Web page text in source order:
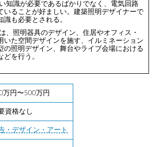
知識が必要であるばかりでなく、電気回路
いることが好ましい。建築照明デザイナーで
も必要とされる。
、照明器具のデザイン、住居やオフィス・
いた空間デザインを施す、イルミネーション
の照明デザイン、舞台やライブ会場における
どを行う。
万円〜500万円
資格なし
・デザイン・アート